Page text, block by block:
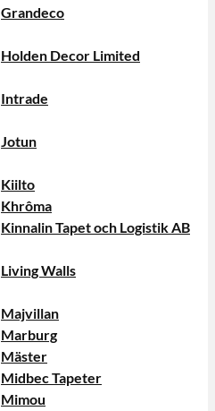
Grandeco
Holden Decor Limited
Intrade
Jotun
Kiilto
Khrôma
Kinnalin Tapet och Logistik AB
Living Walls
Majvillan
Marburg
Mäster
Midbec Tapeter
Mimou